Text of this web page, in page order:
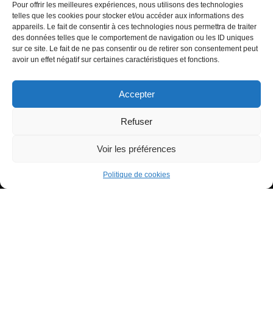
Pour offrir les meilleures expériences, nous utilisons des technologies
telles que les cookies pour stocker et/ou accéder aux informations des
appareils. Le fait de consentir à ces technologies nous permettra de traiter
des données telles que le comportement de navigation ou les ID uniques
sur ce site. Le fait de ne pas consentir ou de retirer son consentement peut
avoir un effet négatif sur certaines caractéristiques et fonctions.
Accepter
Refuser
Voir les préférences
Politique de cookies
Signification de l’Heure Miroir 07h07
Heure miroir : 11h11 signification
Signification de l’Heure Miroir 11h55
Tous droits réservés - Copyright 2022 Tiana à ton service
Politique de confidentialité